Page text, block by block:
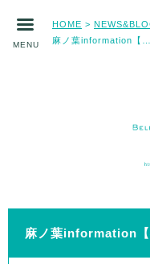
MENU
HOME >
麻ノ葉information【